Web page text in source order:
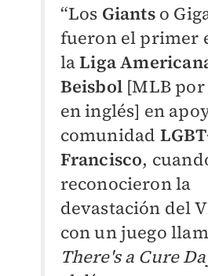
“Los Giants o
fueron el primer
laLiga
Beisbol[MLB por
en inglés] en
comunidad
Francisco,
reconocieron la
devastación del
con un juego
There's a Cure